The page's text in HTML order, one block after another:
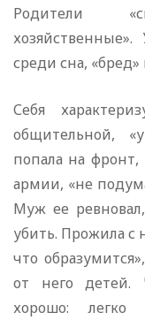
Родители
среди сна,
Себя
общительной,
попала на фронт,
армии, «не
Муж ее
убить. Прожила с
что
от него детей.
хорошо: легко